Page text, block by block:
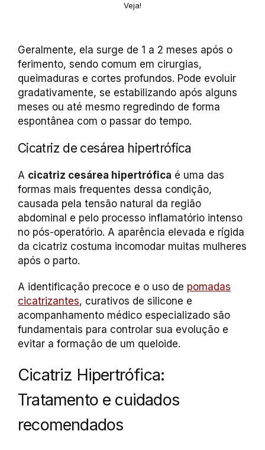
Veja!
Geralmente, ela surge de 1 a 2 meses após o
ferimento, sendo comum em cirurgias,
queimaduras e cortes profundos. Pode evoluir
gradativamente, se estabilizando após alguns
meses ou até mesmo regredindo de forma
espontânea com o passar do tempo.
Cicatriz de cesárea hipertrófica
A cicatriz cesárea hipertrófica é uma das
formas mais frequentes dessa condição,
causada pela tensão natural da região
abdominal e pelo processo inflamatório intenso
no pós-operatório. A aparência elevada e rígida
da cicatriz costuma incomodar muitas mulheres
após o parto.
A identificação precoce e o uso de pomadas
cicatrizantes, curativos de silicone e
acompanhamento médico especializado são
fundamentais para controlar sua evolução e
evitar a formação de um queloide.
Cicatriz Hipertrófica:
Tratamento e cuidados
recomendados